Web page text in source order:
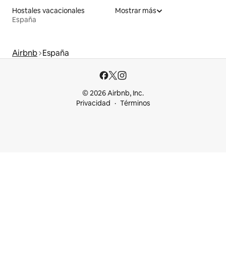
Hostales vacacionales
España
Mostrar más
Airbnb España
© 2026 Airbnb, Inc.
Privacidad
Términos